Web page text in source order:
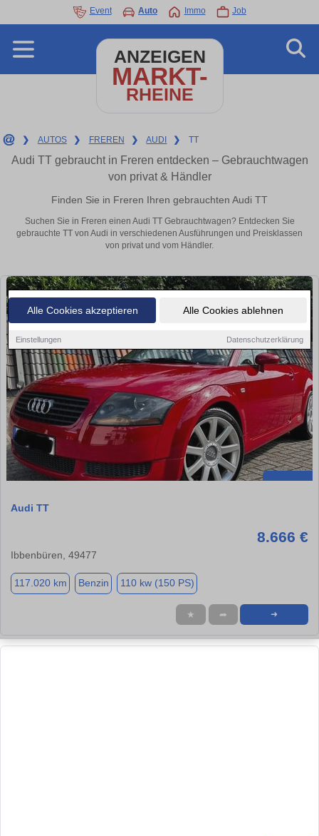
Alle Cookies akzeptieren Alle Cookies ablehnen
Einstellungen Datenschutzerklärung
Event Auto Immo Job
ANZEIGEN
MARKT-
RHEINE
❯ AUTOS ❯ FREREN ❯ AUDI ❯ TT
Audi TT gebraucht in Freren entdecken – Gebrauchtwagen
von privat & Händler
Finden Sie in Freren Ihren gebrauchten Audi TT
Suchen Sie in Freren einen Audi TT Gebrauchtwagen? Entdecken Sie
gebrauchte TT von Audi in verschiedenen Ausführungen und Preisklassen
von privat und vom Händler.
Audi TT
8.666 €
Ibbenbüren, 49477
117.020 km Benzin 110 kw (150 PS)
★ ➦ ➜